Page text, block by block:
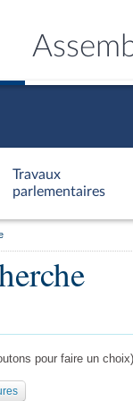
Travaux
parlementaires
pour faire un choix)